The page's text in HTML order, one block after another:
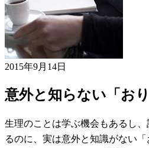
2015年9月14日
意外と知らない「お
生理のことは学ぶ機会もあるし
るのに、実は意外と知識がない